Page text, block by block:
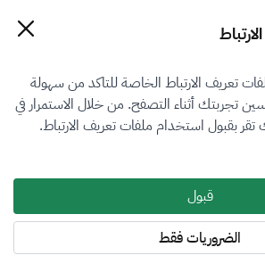
المنقولة
تعريف الارتباط الخاصة للتاكد من سهولة
تجربتك أثناء التصفح. من خلال الاستمرار في
بقبول استخدام ملفات تعريف الارتباط.
قبول
الضروريات فقط